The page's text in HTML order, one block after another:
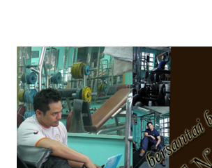
tanya sapa-sapa pun masa tu.. bila fikir-
jugak masa alahai teruknya kami sebagai
terasa jugak semakin teruk bila abg long
kat salah satu tadika swasta ni.. tapi
pun tak tau.. pengsan aku bila ingat balik..
mungkin sebab abg long sendiri jenis